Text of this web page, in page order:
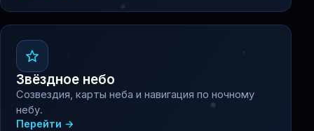
Звёздное небо
Созвездия, карты неба и навигация по ночному
небу.
Перейти →